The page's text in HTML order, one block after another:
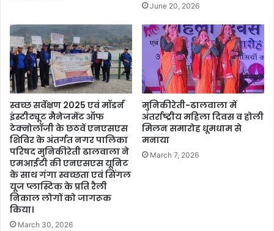
June 20, 2026
स्वच्छ सर्वेक्षण 2025 एवं मॉडर्न
इंस्टीट्यूट मैनेजमेंट ऑफ
टेक्नोलॉजी के छठवें एनएसएस
शिविर के अंतर्गत नगर पालिका
परिषद मुनिकीरेती ढालवाला ने
एमआईटी की एनएसएस यूनिट
के साथ गंगा स्वच्छता एवं सिंगल
यूज प्लास्टिक के प्रति रैली
निकाल लोगों को जागरूक
किया।
March 30, 2026
मुनिकीरेती-ढालवाला में
अंतर्राष्ट्रीय महिला दिवस व होली
मिलन समारोह धूमधाम से
मनाया
March 7, 2026